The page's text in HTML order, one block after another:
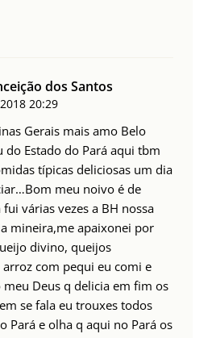
dos Santos
20:29
Gerais mais amo Belo
do Estado do Pará aqui tbm
típicas deliciosas um dia
meu noivo é de
várias vezes a BH nossa
mineira,me apaixonei por
divino, queijos
com pequi eu comi e
Deus q delicia em fim os
se fala eu trouxes todos
Pará e olha q aqui no Pará os